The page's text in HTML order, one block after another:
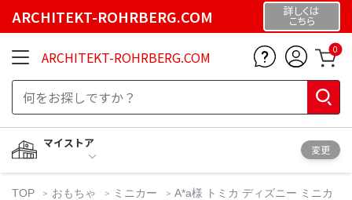
ARCHITEKT-ROHRBERG.COM 詳しくは
こちら
ARCHITEKT-ROHRBERG.COM 0
マイストア
変更
TOP おもちゃ ミニカー
A*a様 トミカ ディズニー ミニカ